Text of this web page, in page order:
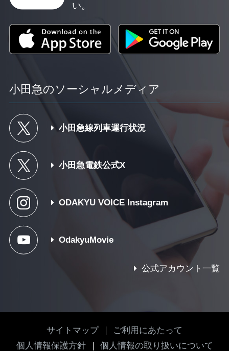
い。
小田急のソーシャルメディア
小田急線列車運行状況
小田急電鉄公式X
ODAKYU VOICE Instagram
OdakyuMovie
公式アカウント一覧
サイトマップ
ご利用にあたって
個人情報保護方針
個人情報の取り扱いについて